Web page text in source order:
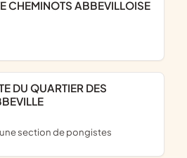
CHEMINOTS ABBEVILLOISE
une section de pongistes